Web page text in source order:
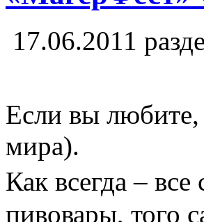
17.06.2011
Если вы любите,
мира).
Как всегда –
пивовары, того